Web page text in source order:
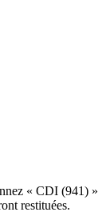
« CDI (941) »
restituées.